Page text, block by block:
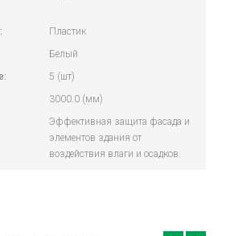
Пластик
Белый
5 (шт)
3000.0 (мм)
Эффективная защита фасада и
элементов здания от
воздействия влаги и осадков.